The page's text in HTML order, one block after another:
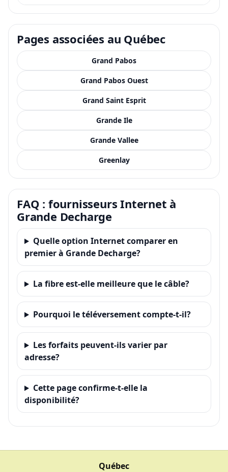
Pages associées au Québec
Grand Pabos
Grand Pabos Ouest
Grand Saint Esprit
Grande Ile
Grande Vallee
Greenlay
FAQ : fournisseurs Internet à
Grande Decharge
Quelle option Internet comparer en
premier à Grande Decharge?
La fibre est-elle meilleure que le câble?
Pourquoi le téléversement compte-t-il?
Les forfaits peuvent-ils varier par
adresse?
Cette page confirme-t-elle la
disponibilité?
Québec